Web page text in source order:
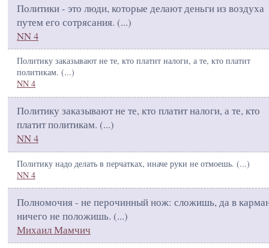
Политики - это люди, которые делают деньги из воздуха
путем его сотрясания. (...)
NN 4
Политику заказывают не те, кто платит налоги, а те, кто платит
политикам. (...)
NN 4
Политику заказывают не те, кто платит налоги, а те, кто
платит политикам. (...)
NN 4
Политику надо делать в перчатках, иначе руки не отмоешь. (...)
NN 4
Полномочия - не перочинный нож: сложишь, да в
ничего не положишь. (...)
Михаил Мамчич